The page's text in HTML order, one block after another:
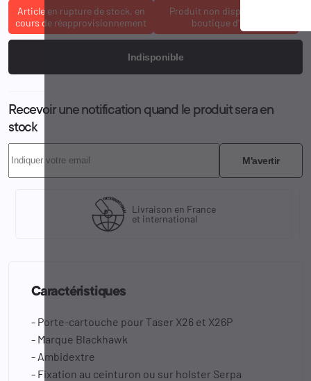
Article en rupture de stock, en
cours de réapprovisionnement
Produit non disponible à la
boutique d'Osny
Indisponible
Recevoir une notification quand le produit sera en
stock
M'avertir
Livraison en France
et international
Caractéristiques
- Porte-cartouche pour Taser X26 et X26P
- Marque Blackhawk
- Ambidextre
- Fixation au ceinturon ou sur holster Serpa